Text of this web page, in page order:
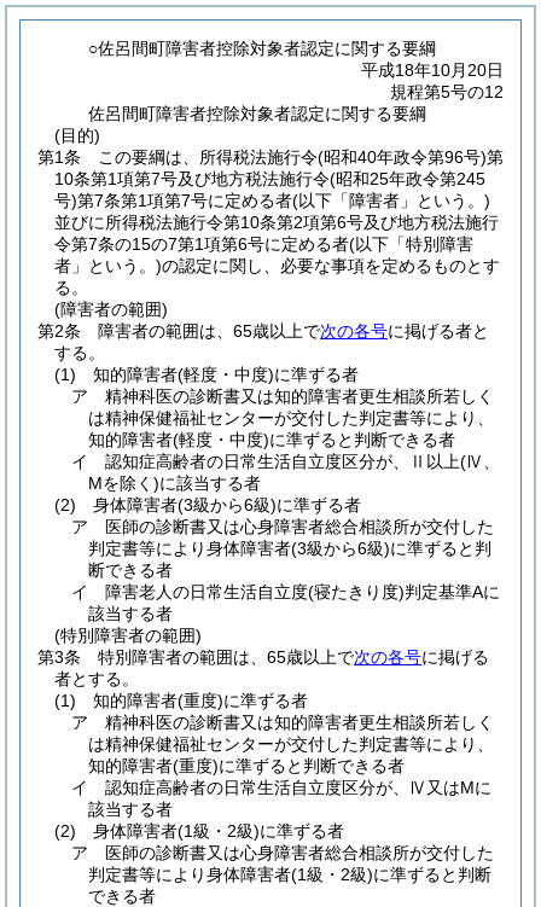
○佐呂間町障害者控除対象者認定に関する要綱
平成18年10月20日
規程第5号の12
佐呂間町障害者控除対象者認定に関する要綱
(目的)
第1条
この要綱は、所得税法施行令(昭和40年政令第96号)第
10条第1項第7号及び地方税法施行令(昭和25年政令第245
号)第7条第1項第7号に定める者(以下「障害者」という。)
並びに所得税法施行令第10条第2項第6号及び地方税法施行
令第7条の15の7第1項第6号に定める者(以下「特別障害
者」という。)の認定に関し、必要な事項を定めるものとす
る。
(障害者の範囲)
第2条
障害者の範囲は、65歳以上で次の各号に掲げる者と
する。
(1)
知的障害者(軽度・中度)に準ずる者
ア
精神科医の診断書又は知的障害者更生相談所若しく
は精神保健福祉センターが交付した判定書等により、
知的障害者(軽度・中度)に準ずると判断できる者
イ
認知症高齢者の日常生活自立度区分が、Ⅱ以上(Ⅳ、
Mを除く)に該当する者
(2)
身体障害者(3級から6級)に準ずる者
ア
医師の診断書又は心身障害者総合相談所が交付した
判定書等により身体障害者(3級から6級)に準ずると判
断できる者
イ
障害老人の日常生活自立度(寝たきり度)判定基準Aに
該当する者
(特別障害者の範囲)
第3条
特別障害者の範囲は、65歳以上で次の各号に掲げる
者とする。
(1)
知的障害者(重度)に準ずる者
ア
精神科医の診断書又は知的障害者更生相談所若しく
は精神保健福祉センターが交付した判定書等により、
知的障害者(重度)に準ずると判断できる者
イ
認知症高齢者の日常生活自立度区分が、Ⅳ又はMに
該当する者
(2)
身体障害者(1級・2級)に準ずる者
ア
医師の診断書又は心身障害者総合相談所が交付した
判定書等により身体障害者(1級・2級)に準ずると判断
できる者